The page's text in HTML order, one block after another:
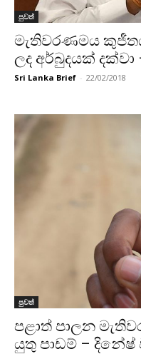
පුවත්
මැතිවරණමය
ලද අර්බුදයක්
Sri Lanka Brief - 22/02/2018
පුවත්
පළාත් පාලන
යුතු පාඩම් –